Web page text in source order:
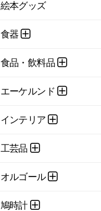
絵本グッズ
食器
食品・飲料品
エーケルンド
インテリア
工芸品
オルゴール
鳩時計